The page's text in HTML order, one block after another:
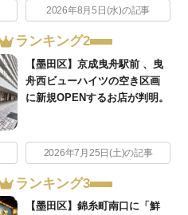
2026年8月5日(水)の記事
ランキング2
【墨田区】京成曳舟駅前 、曳
舟西ビューハイツの空き区画
に新規OPENするお店が判明。
2026年7月25日(土)の記事
ランキング3
【墨田区】錦糸町南口に「鮮